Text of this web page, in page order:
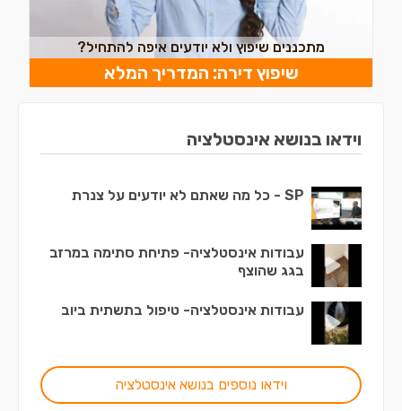
מתכננים שיפוץ ולא יודעים איפה להתחיל?
שיפוץ דירה: המדריך המלא
וידאו בנושא אינסטלציה
SP - כל מה שאתם לא יודעים על צנרת
עבודות אינסטלציה- פתיחת סתימה במרזב
בגג שהוצף
עבודות אינסטלציה- טיפול בתשתית ביוב
וידאו נוספים בנושא אינסטלציה